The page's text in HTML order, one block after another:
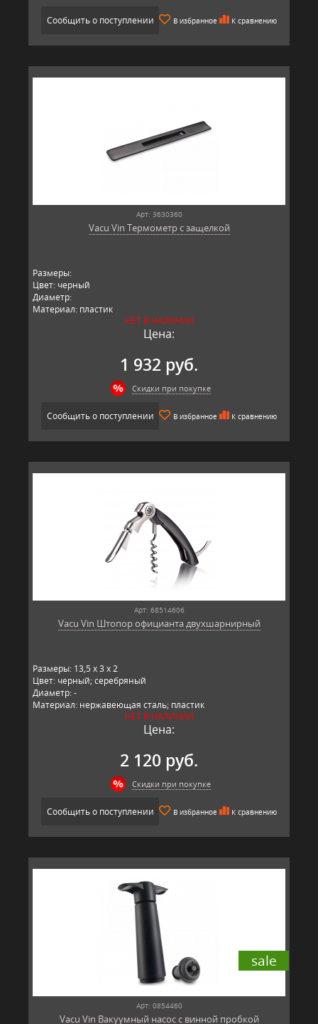
Сообщить о поступлении В избранное К сравнению
Арт: 3630360
Vacu Vin Термометр с защелкой
Размеры:
Цвет: черный
Диаметр:
Материал: пластик
Производитель: Vacu Vin, Нидерланды
НЕТ В НАЛИЧИИ
Цена:
1 932 руб.
Скидки при покупке
Сообщить о поступлении В избранное К сравнению
Арт: 68514606
Vacu Vin Штопор официанта двухшарнирный
Размеры: 13,5 x 3 x 2
Цвет: черный; серебряный
Диаметр: -
Материал: нержавеющая сталь; пластик
Производитель: Vacu Vin, Китай
НЕТ В НАЛИЧИИ
Цена:
2 120 руб.
Скидки при покупке
Сообщить о поступлении В избранное К сравнению
sale
Арт: 0854460
Vacu Vin Вакуумный насос с винной пробкой